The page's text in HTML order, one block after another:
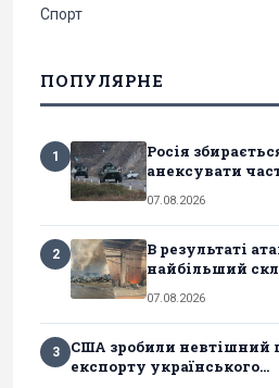
Спорт
ПОПУЛЯРНЕ
1
Росія
анексувати
07.08.2026
2
В результаті
найбільший
07.08.2026
3
США зробили невтішний
експорту українського...